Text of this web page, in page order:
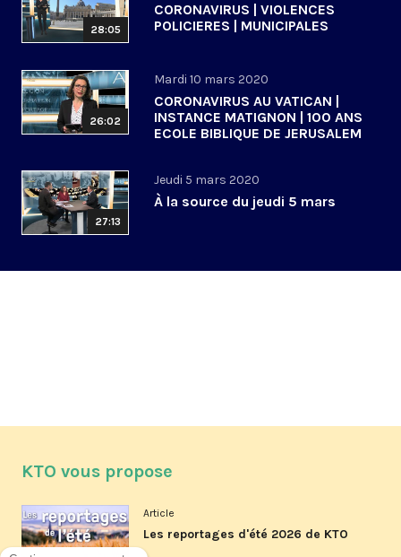
28:05
CORONAVIRUS | VIOLENCES
POLICIERES | MUNICIPALES
26:02
Mardi 10 mars 2020
CORONAVIRUS AU VATICAN |
INSTANCE MATIGNON | 100 ANS
ECOLE BIBLIQUE DE JERUSALEM
27:13
Jeudi 5 mars 2020
À la source du jeudi 5 mars
KTO vous propose
Article
Les reportages d'été 2026 de KTO